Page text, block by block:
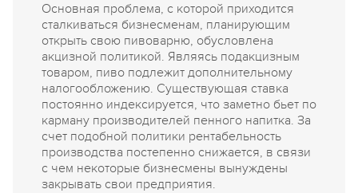
Основная проблема, с которой приходится
сталкиваться бизнесменам, планирующим
открыть свою пивоварню, обусловлена
акцизной политикой. Являясь подакцизным
товаром, пиво подлежит дополнительному
налогообложению. Существующая ставка
постоянно индексируется, что заметно бьет по
карману производителей пенного напитка. За
счет подобной политики рентабельность
производства постепенно снижается, в связи
с чем некоторые бизнесмены вынуждены
закрывать свои предприятия.